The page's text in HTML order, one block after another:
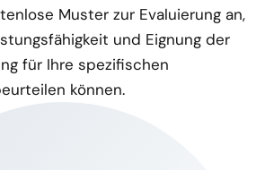
Muster zur Evaluierung an,
und Eignung der
für Ihre spezifischen
können.